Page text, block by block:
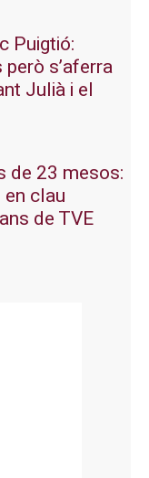
Puigtió:
s’aferra
Julià i el
de 23 mesos:
clau
de TVE